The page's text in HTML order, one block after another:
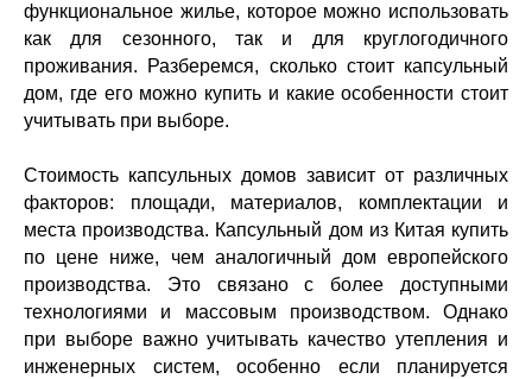
КЕЙСЫ И
ГОТОВЫЕ
функциональное жилье, которое можно использовать
как для сезонного, так и для круглогодичного
проживания. Разберемся, сколько стоит капсульный
дом, где его можно купить и какие особенности стоит
учитывать при выборе.
Стоимость капсульных домов зависит от различных
факторов: площади, материалов, комплектации и
места производства. Капсульный дом из Китая купить
по цене ниже, чем аналогичный дом европейского
производства. Это связано с более доступными
технологиями и массовым производством. Однако
при выборе важно учитывать качество утепления и
инженерных систем, особенно если планируется